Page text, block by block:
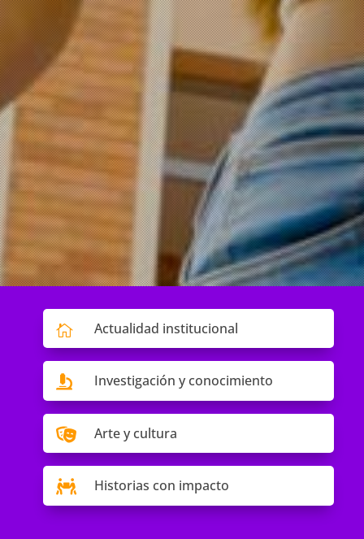
 Actualidad institucional
 Investigación y conocimiento
 Arte y cultura
 Historias con impacto